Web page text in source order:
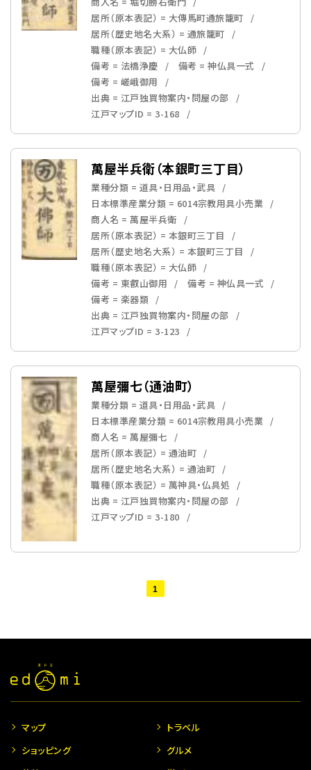
居所（原本表記） = 大傳馬町通旅籠町
居所（歴史地名大系） = 通旅籠町
職種（原本表記） = 大仏師
備考 = 法橋浄慶
備考 = 神仏具一式
備考 = 嵯峨御用
出典 = 江戸独買物案内・問屋の部
江戸マップID = 3-168
萬屋半兵衛（本銀町三丁目）
業種分類 = 道具・日用品・武具
日本標準産業分類 = 6014宗教用具小売業
商人名 = 萬屋半兵衛
居所（原本表記） = 本銀町三丁目
居所（歴史地名大系） = 本銀町三丁目
職種（原本表記） = 大仏師
備考 = 東叡山御用
備考 = 神仏具一式
備考 = 楽器類
出典 = 江戸独買物案内・問屋の部
江戸マップID = 3-123
萬屋彌七（通油町）
業種分類 = 道具・日用品・武具
日本標準産業分類 = 6014宗教用具小売業
商人名 = 萬屋彌七
居所（原本表記） = 通油町
居所（歴史地名大系） = 通油町
職種（原本表記） = 萬神具・仏具処
出典 = 江戸独買物案内・問屋の部
江戸マップID = 3-180
1
マップ
トラベル
ショッピング
グルメ